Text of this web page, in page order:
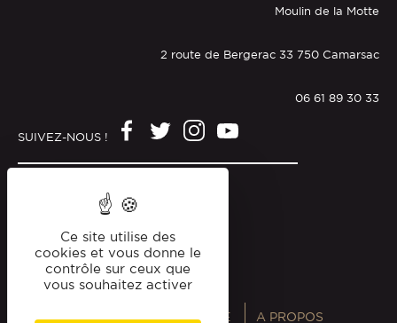
Moulin de la Motte
2 route de Bergerac 33 750 Camarsac
06 61 89 30 33
SUIVEZ-NOUS !
Politique de confidentialité
ANNUAIRES MAGAZINE A PROPOS
Ce site utilise des
cookies et vous donne le
contrôle sur ceux que
vous souhaitez activer